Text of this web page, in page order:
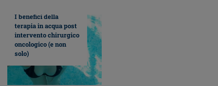
I benefici della
terapia in acqua post
intervento chirurgico
oncologico (e non
solo)